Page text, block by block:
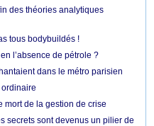
des théories analytiques
tous bodybuildés !
l’absence de pétrole ?
dans le métro parisien
mort de la gestion de crise
secrets sont devenus un pilier de